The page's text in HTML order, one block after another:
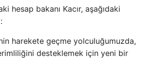
hesap bakanı Kacır, aşağıdaki
harekete geçme yolculuğumuzda,
desteklemek için yeni bir